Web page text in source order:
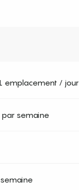
emplacement / jour
semaine